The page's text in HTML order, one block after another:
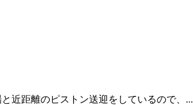
近距離のピストン送迎をしているので、...